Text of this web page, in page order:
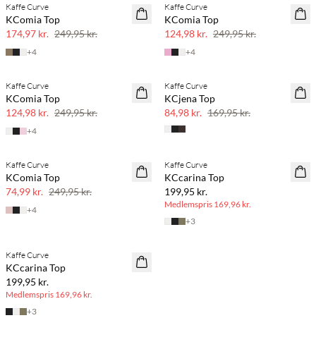
SAVE20
Kaffe Curve
KComia Top
174,97 kr. 249,95 kr.
+4
SAVE20
Kaffe Curve
KComia Top
124,98 kr. 249,95 kr.
+4
50% rabat
Kaffe Curve
KComia Top
124,98 kr. 249,95 kr.
+4
50% rabat
Kaffe Curve
KCjena Top
84,98 kr. 169,95 kr.
70% rabat
Kaffe Curve
KComia Top
74,99 kr. 249,95 kr.
+4
Kaffe Curve
KCcarina Top
199,95 kr.
Medlemspris 169,96 kr.
+3
Kaffe Curve
KCcarina Top
199,95 kr.
Medlemspris 169,96 kr.
+3